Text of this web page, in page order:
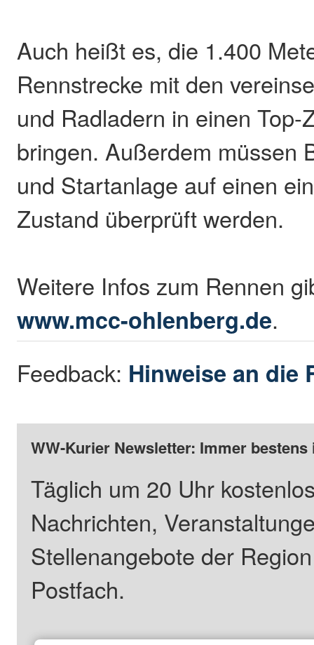
Auch heißt es, die 1.400
Rennstrecke mit den
und Radladern in einen Top-
bringen. Außerdem müssen
und Startanlage auf einen
Zustand überprüft werden.
Weitere Infos zum Rennen
www.mcc-ohlenberg.de.
Feedback: Hinweise an die
WW-Kurier Newsletter: Immer
Täglich um 20 Uhr
Nachrichten,
Stellenangebote der
Postfach.